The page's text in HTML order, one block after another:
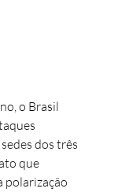
o Brasil
dos três
que
polarização